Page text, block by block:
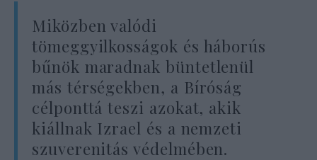
Miközben valódi
tömeggyilkosságok és háborús
bűnök maradnak büntetlenül
más térségekben, a Bíróság
célponttá teszi azokat, akik
kiállnak Izrael és a nemzeti
szuverenitás védelmében.